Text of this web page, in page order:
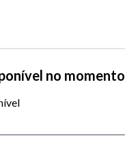
no momento